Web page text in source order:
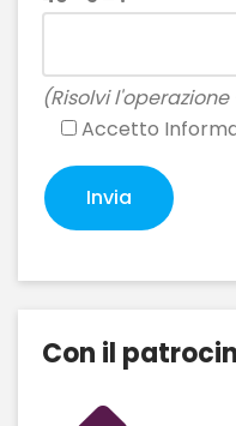
(Risolvi
Accetto
Con il